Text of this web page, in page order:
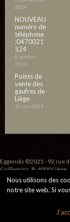
2024
NOUVEAU
numéro de
téléphone
:0470021
524
8 octobre
2024
Points de
vente des
gaufres de
Liège
30 juin 2024
Eggenols ©2025 - 92 rue
Guillemins, B-4000 Liège
Nous utilisons des
notre site web. Si